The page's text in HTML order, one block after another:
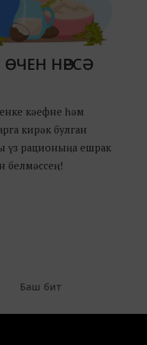
НӘРСӘ
кәефне һәм
кирәк булган
үз рационыңа ешрак
белмәссең!
Баш бит